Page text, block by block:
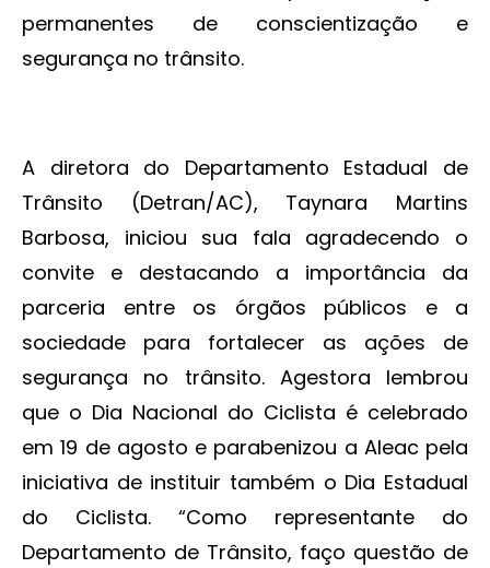
permanentes de conscientização e
segurança no trânsito.
A diretora do Departamento Estadual de
Trânsito (Detran/AC), Taynara Martins
Barbosa, iniciou sua fala agradecendo o
convite e destacando a importância da
parceria entre os órgãos públicos e a
sociedade para fortalecer as ações de
segurança no trânsito. Agestora lembrou
que o Dia Nacional do Ciclista é celebrado
em 19 de agosto e parabenizou a Aleac pela
iniciativa de instituir também o Dia Estadual
do Ciclista. “Como representante do
Departamento de Trânsito, faço questão de